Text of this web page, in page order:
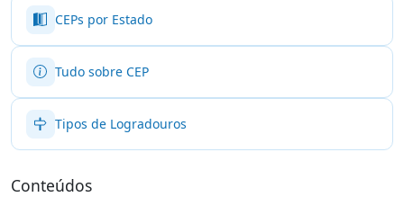
CEPs por Estado
Tudo sobre CEP
Tipos de Logradouros
Conteúdos